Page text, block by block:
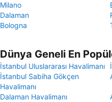
Milano
Dalaman
Bologna
Dünya Geneli En
İstanbul Uluslararası Havalimanı
İstanbul Sabiha Gökçen
Havalimanı
Dalaman Havalimanı